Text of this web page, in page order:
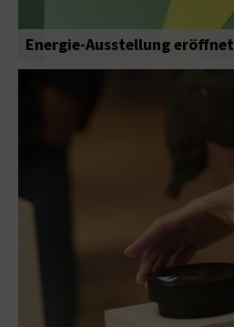
Energie-Ausstellung eröffnet